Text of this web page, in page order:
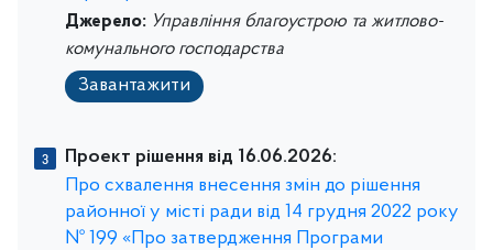
Джерело: Управління благоустрою та житлово-
комунального господарства
Завантажити
Проект рішення від 16.06.2026:
Про схвалення внесення змін до рішення
районної у місті ради від 14 грудня 2022 року
№ 199 «Про затвердження Програми